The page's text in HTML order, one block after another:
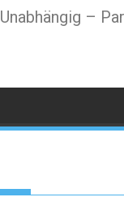
Unabhängig –